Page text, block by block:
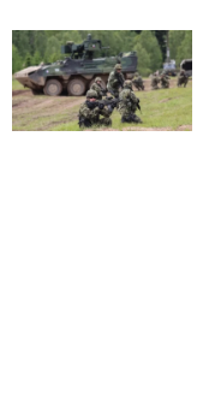
Bahna.